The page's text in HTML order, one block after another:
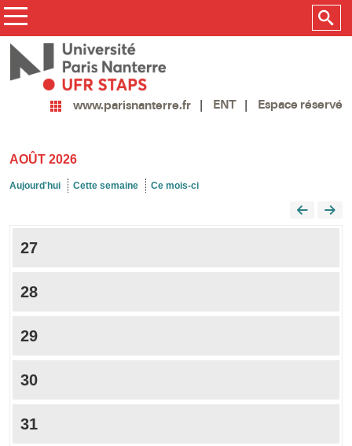
www.parisnanterre.fr ENT Espace réservé
AOÛT 2026
Aujourd'hui Cette semaine Ce mois-ci
27
28
29
30
31